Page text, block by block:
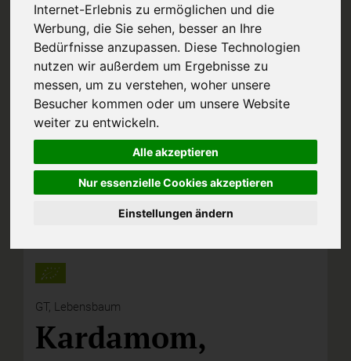
Internet-Erlebnis zu ermöglichen und die
Werbung, die Sie sehen, besser an Ihre
Bedürfnisse anzupassen. Diese Technologien
nutzen wir außerdem um Ergebnisse zu
messen, um zu verstehen, woher unsere
Besucher kommen oder um unsere Website
weiter zu entwickeln.
Alle akzeptieren
Nur essenzielle Cookies akzeptieren
Einstellungen ändern
GT, Lebensbaum
Kardamom,